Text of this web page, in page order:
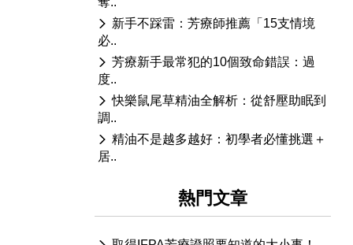
新手不踩雷：芳療師推薦「15支情境
必..
芳療新手最常犯的10個致命錯誤：過
度..
快樂鼠尾草精油全解析：從舒壓助眠到
調..
精油不是越多越好：初學者必懂挑選＋
居..
熱門文章